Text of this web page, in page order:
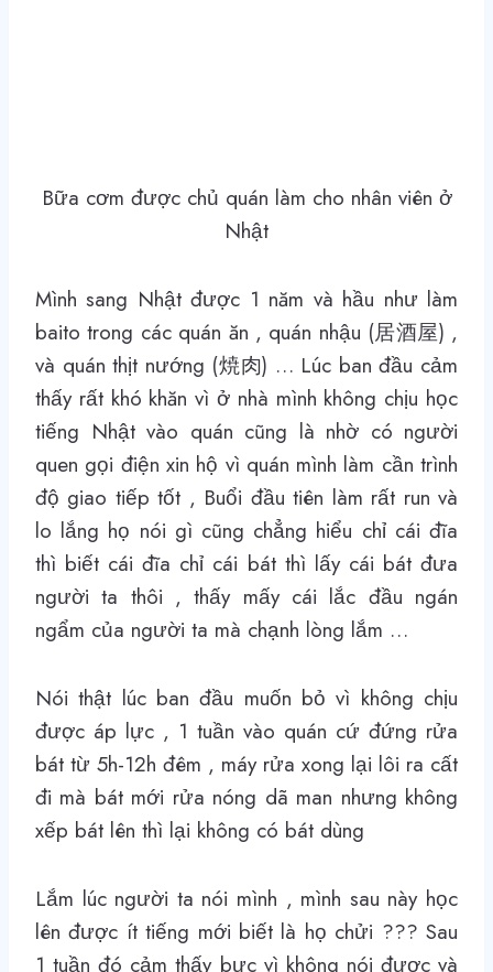
Bữa cơm được chủ quán làm cho nhân viên ở
Nhật
Mình sang Nhật được 1 năm và hầu như làm
baito trong các quán ăn , quán nhậu (居酒屋) ,
và quán thịt nướng (焼肉) … Lúc ban đầu cảm
thấy rất khó khăn vì ở nhà mình không chịu học
tiếng Nhật vào quán cũng là nhờ có người
quen gọi điện xin hộ vì quán mình làm cần trình
độ giao tiếp tốt , Buổi đầu tiên làm rất run và
lo lắng họ nói gì cũng chẳng hiểu chỉ cái đĩa
thì biết cái đĩa chỉ cái bát thì lấy cái bát đưa
người ta thôi , thấy mấy cái lắc đầu ngán
ngẩm của người ta mà chạnh lòng lắm …
Nói thật lúc ban đầu muốn bỏ vì không chịu
được áp lực , 1 tuần vào quán cứ đứng rửa
bát từ 5h-12h đêm , máy rửa xong lại lôi ra cất
đi mà bát mới rửa nóng dã man nhưng không
xếp bát lên thì lại không có bát dùng
Lắm lúc người ta nói mình , mình sau này học
lên được ít tiếng mới biết là họ chửi ??? Sau
1 tuần đó cảm thấy bực vì không nói được và